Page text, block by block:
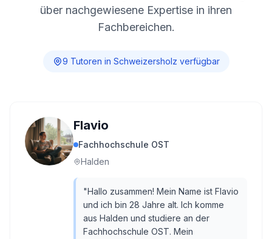
über nachgewiesene Expertise in ihren
Fachbereichen.
9 Tutoren in Schweizersholz verfügbar
Flavio
Fachhochschule OST
Halden
"Hallo zusammen! Mein Name ist Flavio
und ich bin 28 Jahre alt. Ich komme
aus Halden und studiere an der
Fachhochschule OST. Mein